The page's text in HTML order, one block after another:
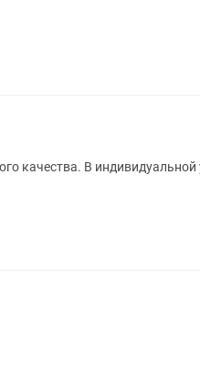
качества. В индивидуальной